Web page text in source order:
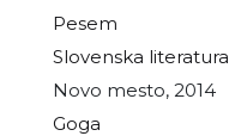
pesem
slovenska literatura
Novo mesto, 2014
Goga